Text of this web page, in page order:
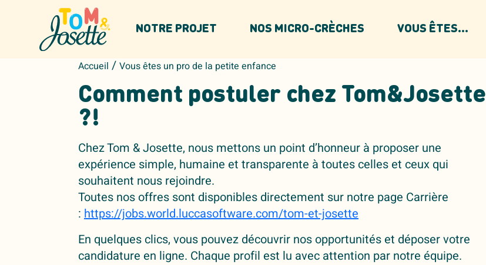
NOTRE PROJET NOS MICRO-CRÈCHES VOUS ÊTES...
Accueil / Vous êtes un pro de la petite enfance
Comment postuler chez Tom&Josette
?!
Chez Tom & Josette, nous mettons un point d’honneur à proposer une
expérience simple, humaine et transparente à toutes celles et ceux qui
souhaitent nous rejoindre.
Toutes nos offres sont disponibles directement sur notre page Carrière
: https://jobs.world.luccasoftware.com/tom-et-josette
En quelques clics, vous pouvez découvrir nos opportunités et déposer votre
candidature en ligne. Chaque profil est lu avec attention par notre équipe.
Panneau de gestion des cookies